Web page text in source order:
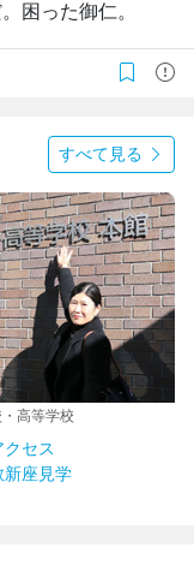
困った御仁。
すべて見る
高等学校
セス
新座見学